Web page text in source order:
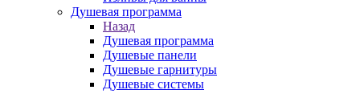
Душевая программа
Назад
Душевая программа
Душевые панели
Душевые гарнитуры
Душевые системы